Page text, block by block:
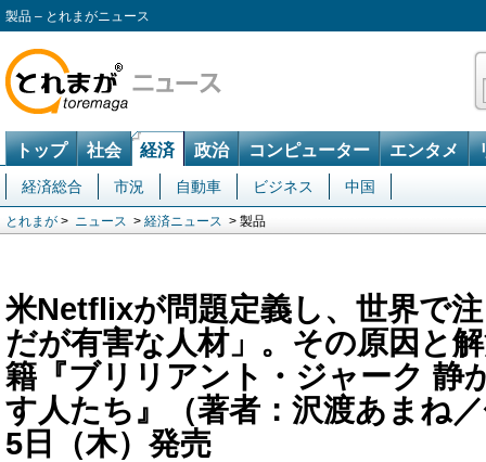
製品 – とれまがニュース
トップ 社会 経済 政治 コンピューター エンタメ
経済総合 市況 自動車 ビジネス 中国
とれまが > ニュース > 経済ニュース > 製品
米Netflixが問題定義し、世界で
だが有害な人材」。その原因と
籍『ブリリアント・ジャーク 静
す人たち』（著者：沢渡あまね
5日（木）発売